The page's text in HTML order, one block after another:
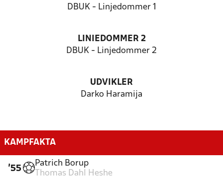
DBUK - Linjedommer 1
LINIEDOMMER 2
DBUK - Linjedommer 2
UDVIKLER
Darko Haramija
KAMPFAKTA
'55
Patrich Borup
Thomas Dahl Heshe